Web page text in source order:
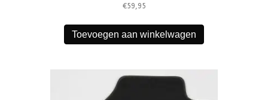
€59,95
Toevoegen aan winkelwagen